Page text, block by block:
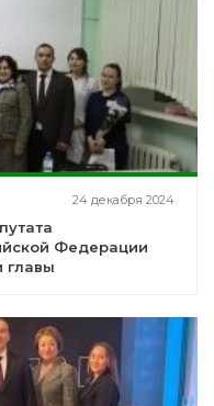
24 декабря 2024
Федерации